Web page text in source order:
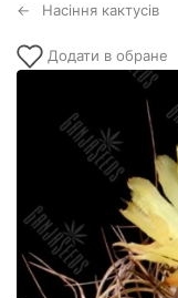
Насіння кактусів
Додати в обране